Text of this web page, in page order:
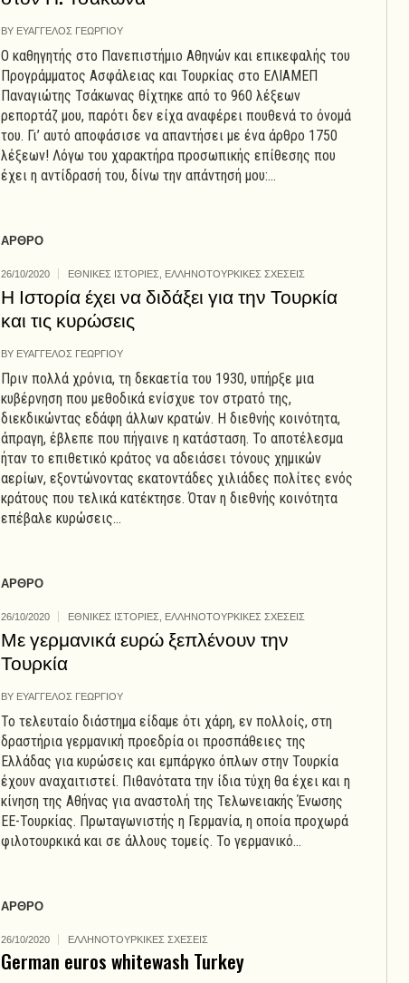
BY ΕΥΑΓΓΕΛΟΣ ΓΕΩΡΓΙΟΥ
Ο καθηγητής στο Πανεπιστήμιο Αθηνών και επικεφαλής του
Προγράμματος Ασφάλειας και Τουρκίας στο ΕΛΙΑΜΕΠ
Παναγιώτης Τσάκωνας θίχτηκε από το 960 λέξεων
ρεπορτάζ μου, παρότι δεν είχα αναφέρει πουθενά το όνομά
του. Γι’ αυτό αποφάσισε να απαντήσει με ένα άρθρο 1750
λέξεων! Λόγω του χαρακτήρα προσωπικής επίθεσης που
έχει η αντίδρασή του, δίνω την απάντησή μου:...
ΑΡΘΡΟ
26/10/2020 ΕΘΝΙΚΕΣ ΙΣΤΟΡΙΕΣ ΕΛΛΗΝΟΤΟΥΡΚΙΚΕΣ ΣΧΕΣΕΙΣ
Η Ιστορία έχει να διδάξει για την Τουρκία
και τις κυρώσεις
BY ΕΥΑΓΓΕΛΟΣ ΓΕΩΡΓΙΟΥ
Πριν πολλά χρόνια, τη δεκαετία του 1930, υπήρξε μια
κυβέρνηση που μεθοδικά ενίσχυε τον στρατό της,
διεκδικώντας εδάφη άλλων κρατών. Η διεθνής κοινότητα,
άπραγη, έβλεπε που πήγαινε η κατάσταση. Το αποτέλεσμα
ήταν το επιθετικό κράτος να αδειάσει τόνους χημικών
αερίων, εξοντώνοντας εκατοντάδες χιλιάδες πολίτες ενός
κράτους που τελικά κατέκτησε. Όταν η διεθνής κοινότητα
επέβαλε κυρώσεις...
ΑΡΘΡΟ
26/10/2020 ΕΘΝΙΚΕΣ ΙΣΤΟΡΙΕΣ ΕΛΛΗΝΟΤΟΥΡΚΙΚΕΣ ΣΧΕΣΕΙΣ
Με γερμανικά ευρώ ξεπλένουν την
Τουρκία
BY ΕΥΑΓΓΕΛΟΣ ΓΕΩΡΓΙΟΥ
Το τελευταίο διάστημα είδαμε ότι χάρη, εν πολλοίς, στη
δραστήρια γερμανική προεδρία οι προσπάθειες της
Ελλάδας για κυρώσεις και εμπάργκο όπλων στην Τουρκία
έχουν αναχαιτιστεί. Πιθανότατα την ίδια τύχη θα έχει και η
κίνηση της Αθήνας για αναστολή της Τελωνειακής Ένωσης
ΕΕ-Τουρκίας. Πρωταγωνιστής η Γερμανία, η οποία προχωρά
φιλοτουρκικά και σε άλλους τομείς. Το γερμανικό...
ΑΡΘΡΟ
26/10/2020 ΕΛΛΗΝΟΤΟΥΡΚΙΚΕΣ ΣΧΕΣΕΙΣ
German euros whitewash Turkey